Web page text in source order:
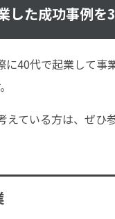
した成功事例を
に40代で起業して事
えている方は、ぜひ